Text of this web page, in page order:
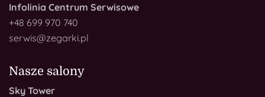
Infolinia Centrum Serwisowe
+48 699 970 740
serwis@zegarki.pl
Nasze salony
Sky Tower